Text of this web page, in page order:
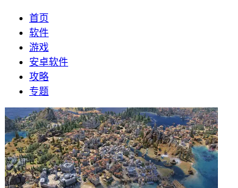
首页
软件
游戏
安卓软件
攻略
专题